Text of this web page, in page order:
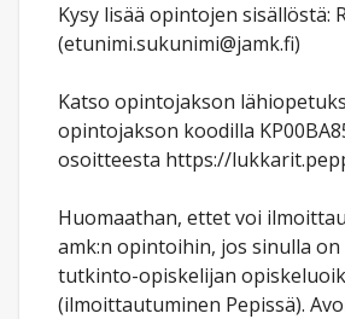
Kysy lisää opintojen sisällöstä:
(etunimi.sukunimi@jamk.fi)
Katso opintojakson
opintojakson koodilla
osoitteesta https://
Huomaathan, ettet voi
amk:n opintoihin, jos sinulla on
tutkinto-opiskelijan
(ilmoittautuminen Pepissä).